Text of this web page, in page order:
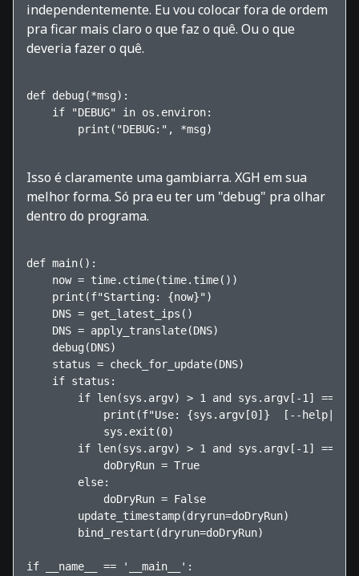
independentemente. Eu vou colocar fora de ordem
pra ficar mais claro o que faz o quê. Ou o que
deveria fazer o quê.
def debug(*msg):
    if "DEBUG" in os.environ:
        print("DEBUG:", *msg)
Isso é claramente uma gambiarra. XGH em sua
melhor forma. Só pra eu ter um "debug" pra olhar
dentro do programa.
def main():
    now = time.ctime(time.time())
    print(f"Starting: {now}")
    DNS = get_latest_ips()
    DNS = apply_translate(DNS)
    debug(DNS)
    status = check_for_update(DNS)
    if status:
if len(sys.argv) > 1 and sys.argv[-1] ==
print(f"Use: {sys.argv[0]}  [--help|--
            sys.exit(0)
if len(sys.argv) > 1 and sys.argv[-1] ==
            doDryRun = True
        else:
            doDryRun = False
        update_timestamp(dryrun=doDryRun)
        bind_restart(dryrun=doDryRun)
if __name__ == '__main__':